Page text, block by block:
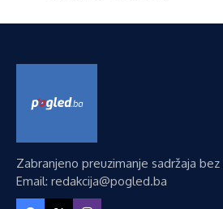
Zabranjeno preuzimanje sadržaja
Email: redakcija@pogled.ba